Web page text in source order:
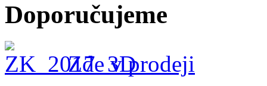
Doporučujeme
Zde v prodeji